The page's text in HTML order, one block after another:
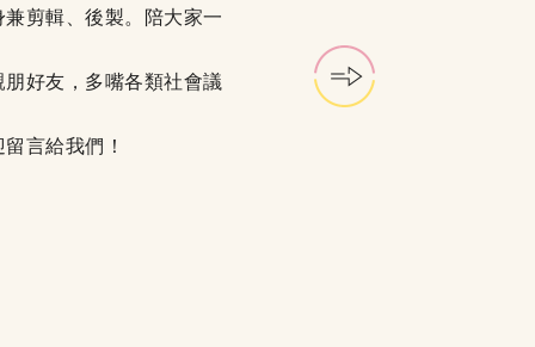
剪輯、後製。陪大家一
好友，多嘴各類社會議
言給我們！